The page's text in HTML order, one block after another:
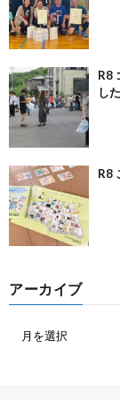
R8
した
R8
アーカイブ